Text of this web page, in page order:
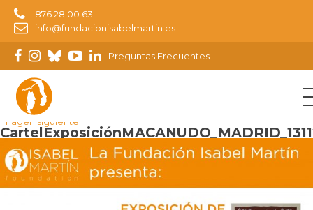
876 28 00 63
info@fundacionisabelmartin.es
Preguntas Frecuentes
Imagen anterior
Imagen siguiente